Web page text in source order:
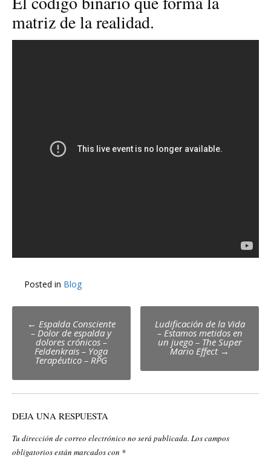
matriz de la realidad.
Posted in Blog
Post
navigation
← Espalda Consciente
– Dolor de espalda y
dolores crónicos –
Feldenkrais – Yoga
Terapéutico – RPG
Ludificación de la Vida
– Estamos metidos en
un juego – The Super
Mario Effect →
DEJA UNA RESPUESTA
Tu dirección de correo electrónico no será publicada. Los campos
obligatorios están marcados con *